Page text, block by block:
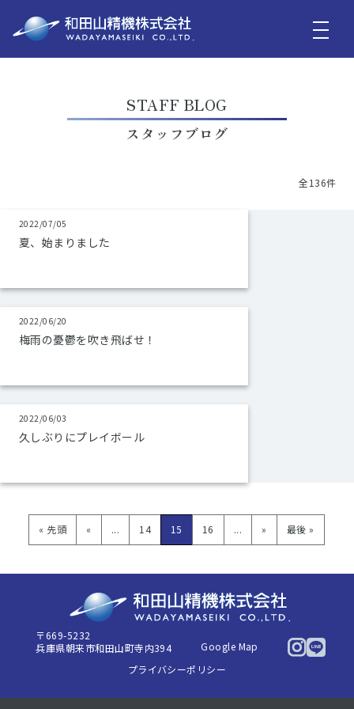
STAFF BLOG
スタッフブログ
全136件
2022/07/05
夏、始まりました
2022/06/20
梅雨の憂鬱を吹き飛ばせ！
2022/06/03
久しぶりにプレイボール
« 先頭 « ... 14 15 16 ... » 最後 »
〒669-5232
兵庫県朝来市和田山町寺内394
Google Map
プライバシーポリシー